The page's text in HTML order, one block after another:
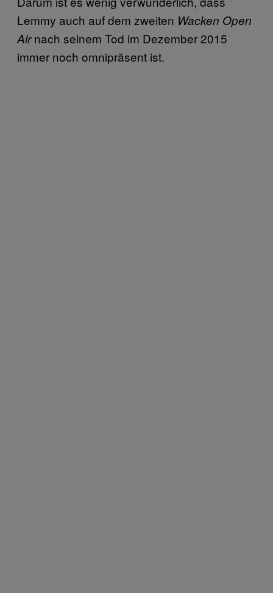
Lemmy auch auf dem zweiten Wacken Open
Airnach seinem Tod im Dezember 2015
immer noch omnipräsent ist.